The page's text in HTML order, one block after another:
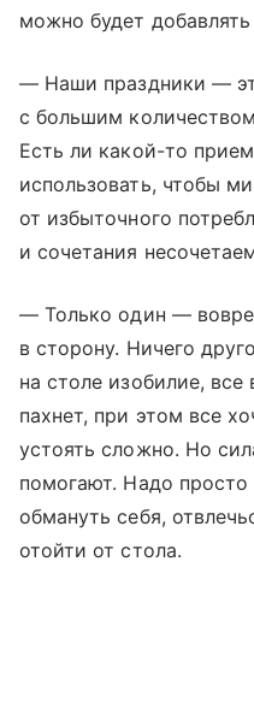
можно будет
— Наши праздники —
с большим
Есть ли какой-то
использовать, чтобы
от избыточного
и сочетания
— Только один —
в сторону. Ничего
на столе изобилие,
пахнет, при этом все
устоять сложно. Но
помогают. Надо просто
обмануть себя,
отойти от стола.